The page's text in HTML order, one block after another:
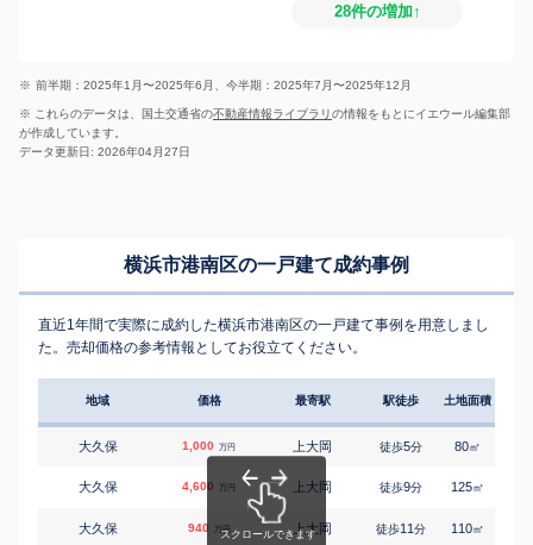
28件の増加↑
※ 前半期：2025年1月〜2025年6月、今半期：2025年7月〜2025年12月
※ これらのデータは、国土交通省の不動産情報ライブラリの情報をもとにイエウール編集部
が作成しています。
データ更新日: 2026年04月27日
横浜市港南区の一戸建て成約事例
直近1年間で実際に成約した横浜市港南区の一戸建て事例を用意しまし
た。売却価格の参考情報としてお役立てください。
地域 価格 最寄駅 駅徒歩 土地面積
大久保 1,000 万円 上大岡 徒歩5分 80㎡
大久保 4,600 万円 上大岡 徒歩9分 125㎡
大久保 940 万円 上大岡 徒歩11分 110㎡